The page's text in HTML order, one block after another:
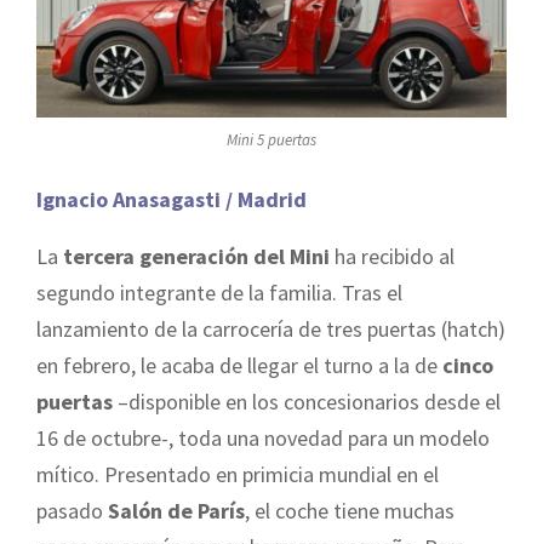
Mini 5 puertas
Ignacio Anasagasti / Madrid
La tercera generación del Mini ha recibido al
segundo integrante de la familia. Tras el
lanzamiento de la carrocería de tres puertas (hatch)
en febrero, le acaba de llegar el turno a la de cinco
puertas –disponible en los concesionarios desde el
16 de octubre-, toda una novedad para un modelo
mítico. Presentado en primicia mundial en el
pasado Salón de París, el coche tiene muchas